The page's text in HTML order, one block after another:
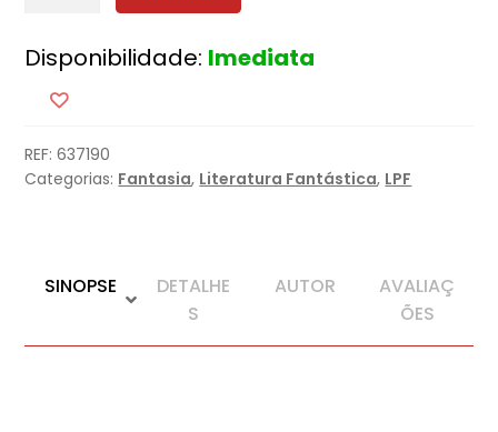
O
Herdeiro
Gormenghast
Disponibilidade: Imediata
REF:637190
Categorias: Fantasia, Literatura Fantástica, LPF
SINOPSE
DETALHE
S
AUTOR
AVALIAÇ
ÕES